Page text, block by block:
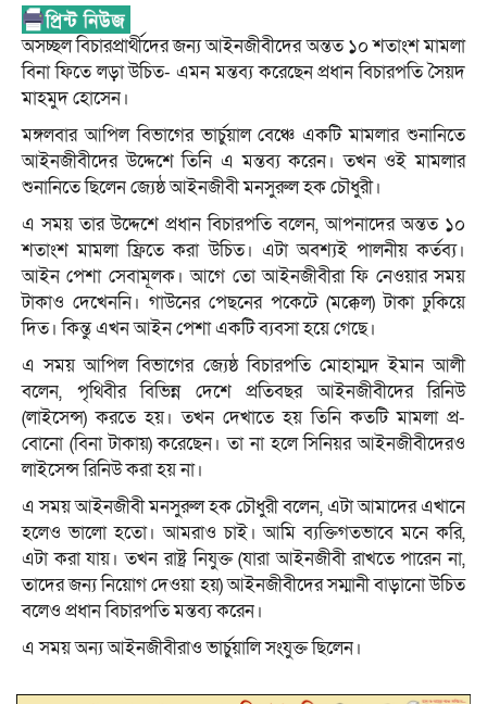
অসচ্ছল বিচারপ্রার্থীদের জন্য আইনজীবীদের অন্তত ১০ শতাংশ মামলা
বিনা ফিতে লড়া উচিত- এমন মন্তব্য করেছেন প্রধান বিচারপতি সৈয়দ
মাহমুদ হোসেন।
মঙ্গলবার আপিল বিভাগের ভার্চুয়াল বেঞ্চে একটি মামলার শুনানিতে
আইনজীবীদের উদ্দেশে তিনি এ মন্তব্য করেন। তখন ওই মামলার
শুনানিতে ছিলেন জ্যেষ্ঠ আইনজীবী মনসুরুল হক চৌধুরী।
এ সময় তার উদ্দেশে প্রধান বিচারপতি বলেন, আপনাদের অন্তত ১০
শতাংশ মামলা ফ্রিতে করা উচিত। এটা অবশ্যই পালনীয় কর্তব্য।
আইন পেশা সেবামূলক। আগে তো আইনজীবীরা ফি নেওয়ার সময়
টাকাও দেখেননি। গাউনের পেছনের পকেটে (মক্কেল) টাকা ঢুকিয়ে
দিত। কিন্তু এখন আইন পেশা একটি ব্যবসা হয়ে গেছে।
এ সময় আপিল বিভাগের জ্যেষ্ঠ বিচারপতি মোহাম্মদ ইমান আলী
বলেন, পৃথিবীর বিভিন্ন দেশে প্রতিবছর আইনজীবীদের রিনিউ
(লাইসেন্স) করতে হয়। তখন দেখাতে হয় তিনি কতটি মামলা প্র-
বোনো (বিনা টাকায়) করেছেন। তা না হলে সিনিয়র আইনজীবীদেরও
লাইসেন্স রিনিউ করা হয় না।
এ সময় আইনজীবী মনসুরুল হক চৌধুরী বলেন, এটা আমাদের এখানে
হলেও ভালো হতো। আমরাও চাই। আমি ব্যক্তিগতভাবে মনে করি,
এটা করা যায়। তখন রাষ্ট্র নিযুক্ত (যারা আইনজীবী রাখতে পারেন না,
তাদের জন্য নিয়োগ দেওয়া হয়) আইনজীবীদের সম্মানী বাড়ানো উচিত
বলেও প্রধান বিচারপতি মন্তব্য করেন।
এ সময় অন্য আইনজীবীরাও ভার্চুয়ালি সংযুক্ত ছিলেন।